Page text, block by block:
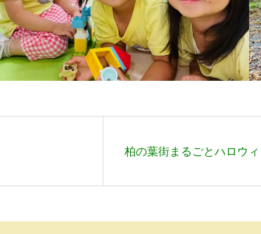
柏の葉街まるごとハロウ